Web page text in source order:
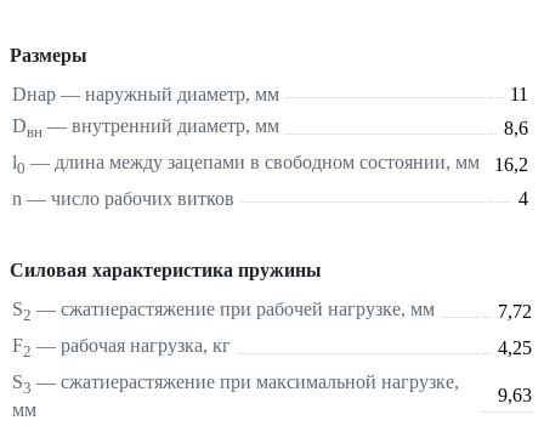
Размеры
Dнар — наружный диаметр, мм
11
Dвн — внутренний диаметр, мм
8,6
l0 — длина между зацепами в свободном состоянии, мм
16,2
n — число рабочих витков
4
Силовая характеристика пружины
S2 — сжатиерастяжение при рабочей нагрузке, мм
7,72
F2 — рабочая нагрузка, кг
4,25
S3 — сжатиерастяжение при максимальной нагрузке,
мм
9,63